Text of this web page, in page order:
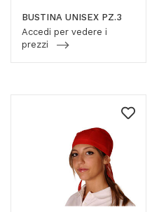
BUSTINA UNISEX PZ.3
Accedi per vedere i
prezzi